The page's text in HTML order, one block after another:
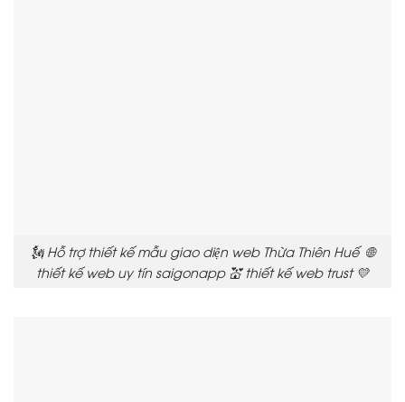
🗽 Hỗ trợ thiết kế mẫu giao diện web Thừa Thiên Huế 🌐
thiết kế web uy tín saigonapp 💒 thiết kế web trust 💛